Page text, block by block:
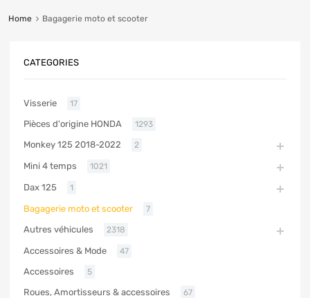
Home Bagagerie moto et scooter
CATEGORIES
Visserie 17
Pièces d'origine HONDA 1293
Monkey 125 2018-2022 2
Mini 4 temps 1021
Dax 125 1
Bagagerie moto et scooter 7
Autres véhicules 2318
Accessoires & Mode 47
Accessoires 5
Roues, Amortisseurs & accessoires 67